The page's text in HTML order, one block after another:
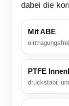
dabei die
Mit ABE
PTFE
druckstabil